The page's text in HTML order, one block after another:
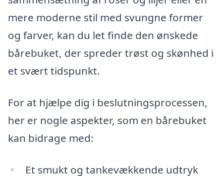
mere moderne stil med svungne former
og farver, kan du let finde den ønskede
bårebuket, der spreder trøst og skønhed i
et svært tidspunkt.
For at hjælpe dig i beslutningsprocessen,
her er nogle aspekter, som en bårebuket
kan bidrage med:
Et smukt og tankevækkende udtryk